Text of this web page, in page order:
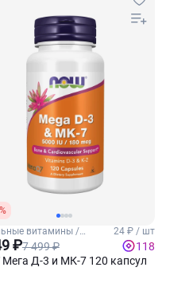
витамины /
Д3 и К2
24 ₽ / шт
₽7 499 ₽
118
Мега Д-3 и МК-7 120 капсул